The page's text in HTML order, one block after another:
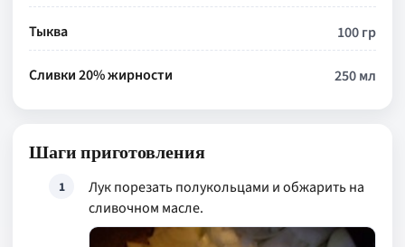
Тыква 100 гр
Сливки 20% жирности 250 мл
Шаги приготовления
1
Лук порезать полукольцами и обжарить на
сливочном масле.